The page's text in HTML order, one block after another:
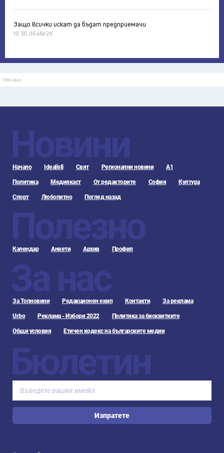
Защо всички искат да бъдат предприемачи
10:30, 06 авг 26
Реклама
Новини
Начало Idealisti Свят Регионални новини А1
Политика Медиякаст От редакторите София Култура
Спорт Любопитно Поглед назад
Полезно
Календар Анкети Архив Профил
За нас
За Топновини Редакционен екип Контакти За реклама
Urbo Реклама - Избори 2022 Политика за бисквитките
Общи условия Етичен кодекс на българските медии
Бюлетин
Изпратете